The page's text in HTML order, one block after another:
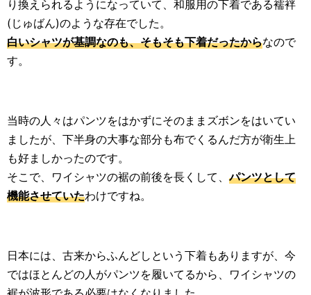
り換えられるようになっていて、和服用の下着である襦袢
(じゅばん)のような存在でした。
白いシャツが基調なのも、そもそも下着だったからなので
す。
当時の人々はパンツをはかずにそのままズボンをはいてい
ましたが、下半身の大事な部分も布でくるんだ方が衛生上
も好ましかったのです。
そこで、ワイシャツの裾の前後を長くして、パンツとして
機能させていたわけですね。
日本には、古来からふんどしという下着もありますが、今
ではほとんどの人がパンツを履いてるから、ワイシャツの